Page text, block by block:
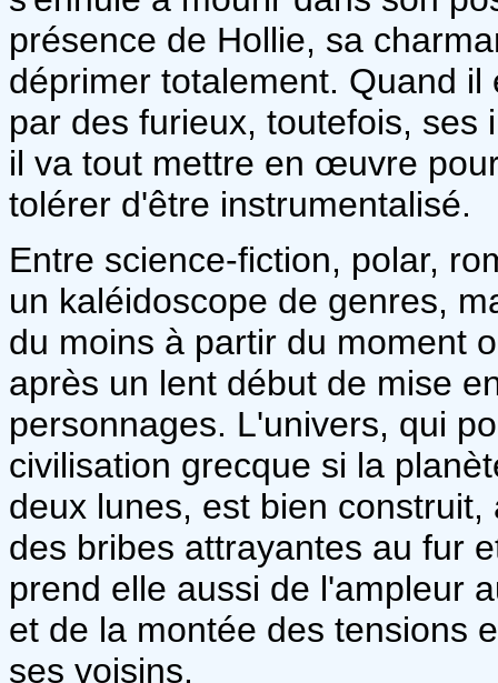
présence de Hollie, sa
déprimer totalement. Quand
par des furieux, toutefois, ses
il va tout mettre en œuvre
tolérer d'être instrumentalisé.
Entre science-fiction, polar,
un kaléidoscope de genres,
du moins à partir du moment
après un lent début de mise
personnages. L'univers, qui
civilisation grecque si la
deux lunes, est bien
des bribes attrayantes au fur
prend elle aussi de l'ampleur
et de la montée des tensions
ses voisins.